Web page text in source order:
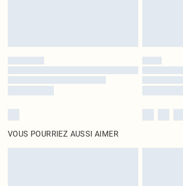
VOUS POURRIEZ AUSSI AIMER